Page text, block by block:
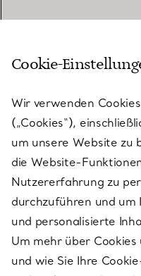
KUNDENSERVICE
SERVICES
ÜBER TIFFANY & CO.
RECHTLICHE HINWEISE
Cookie-
Wir verwenden
(„Cookies“),
um unsere Website zu
die Website-
Nutzererfahrung zu
durchzuführen und um
und personalisierte
Um mehr über
und wie Sie Ihre